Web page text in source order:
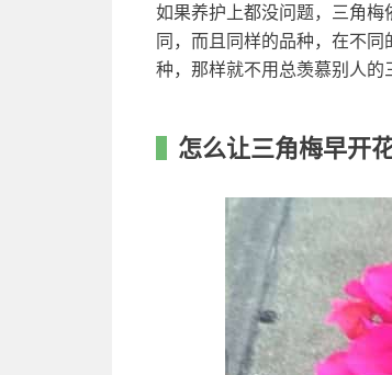
如果养护上都没问题，三角
同，而且同样的品种，在不
种，那样就不用总羡慕别人的
怎么让三角梅早开